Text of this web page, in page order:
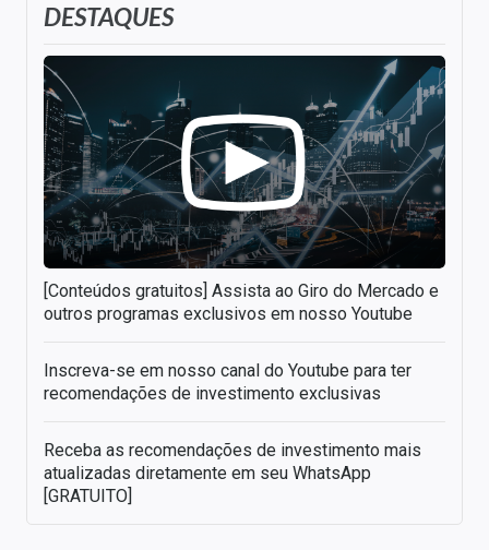
DESTAQUES
[Conteúdos gratuitos] Assista ao Giro do Mercado e
outros programas exclusivos em nosso Youtube
Inscreva-se em nosso canal do Youtube para ter
recomendações de investimento exclusivas
Receba as recomendações de investimento mais
atualizadas diretamente em seu WhatsApp
[GRATUITO]